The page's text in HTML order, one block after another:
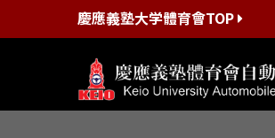
慶應義塾大学體育會TOP